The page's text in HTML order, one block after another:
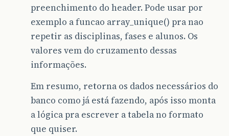
preenchimento do header. Pode usar por
exemplo a funcao array_unique() pra nao
repetir as disciplinas, fases e alunos. Os
valores vem do cruzamento dessas
informações.
Em resumo, retorna os dados necessários do
banco como já está fazendo, após isso monta
a lógica pra escrever a tabela no formato
que quiser.